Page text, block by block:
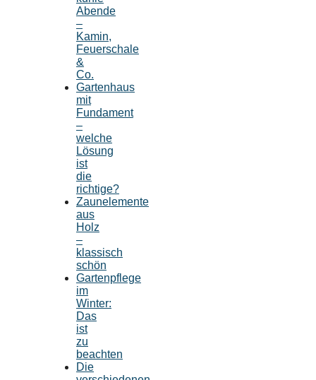
Abende
–
Kamin,
Feuerschale
&
Co.
Gartenhaus
mit
Fundament
–
welche
Lösung
ist
die
richtige?
Zaunelemente
aus
Holz
–
klassisch
schön
Gartenpflege
im
Winter:
Das
ist
zu
beachten
Die